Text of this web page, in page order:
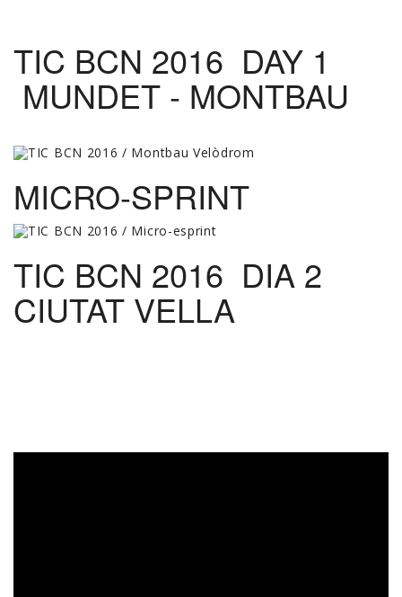
TIC BCN 2016 DAY 1
MUNDET - MONTBAU
MICRO-SPRINT
TIC BCN 2016 DIA 2
CIUTAT VELLA